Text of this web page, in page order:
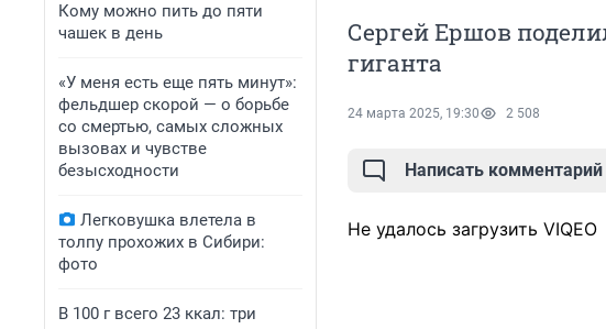
Кому можно пить до пяти
чашек в день
«У меня есть еще пять минут»:
фельдшер скорой — о борьбе
со смертью, самых сложных
вызовах и чувстве
безысходности
Легковушка влетела в
толпу прохожих в Сибири:
фото
В 100 г всего 23 ккал: три
Сергей Ершов
гиганта
24 марта 2025, 19:30 2 508
Написать комментарий
Не удалось загрузить VIQEO